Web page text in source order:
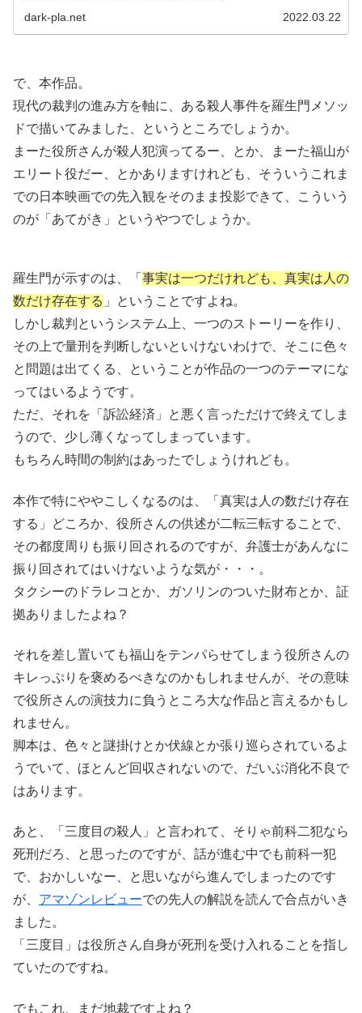
dark-pla.net 2022.03.22
で、本作品。
現代の裁判の進み方を軸に、ある殺人事件を羅生門メソッ
ドで描いてみました、というところでしょうか。
まーた役所さんが殺人犯演ってるー、とか、まーた福山が
エリート役だー、とかありますけれども、そういうこれま
での日本映画での先入観をそのまま投影できて、こういう
のが「あてがき」というやつでしょうか。
羅生門が示すのは、「 事実は一つだけれども、真実は人の
数だけ存在する 」ということですよね。
しかし裁判というシステム上、一つのストーリーを作り、
その上で量刑を判断しないといけないわけで、そこに色々
と問題は出てくる、ということが作品の一つのテーマにな
ってはいるようです。
ただ、それを「訴訟経済」と悪く言っただけで終えてしま
うので、少し薄くなってしまっています。
もちろん時間の制約はあったでしょうけれども。
本作で特にややこしくなるのは、「真実は人の数だけ存在
する」どころか、役所さんの供述が二転三転することで、
その都度周りも振り回されるのですが、弁護士があんなに
振り回されてはいけないような気が・・・。
タクシーのドラレコとか、ガソリンのついた財布とか、証
拠ありましたよね？
それを差し置いても福山をテンパらせてしまう役所さんの
キレっぷりを褒めるべきなのかもしれませんが、その意味
で役所さんの演技力に負うところ大な作品と言えるかもし
れません。
脚本は、色々と謎掛けとか伏線とか張り巡らされているよ
うでいて、ほとんど回収されないので、だいぶ消化不良で
はあります。
あと、「三度目の殺人」と言われて、そりゃ前科二犯なら
死刑だろ、と思ったのですが、話が進む中でも前科一犯
で、おかしいなー、と思いながら進んでしまったのです
が、 アマゾンレビューでの先人の解説を読んで合点がいき
ました。
「三度目」は役所さん自身が死刑を受け入れることを指し
ていたのですね。
でもこれ、まだ地裁ですよね？